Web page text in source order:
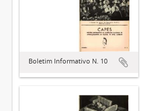
Boletim Informativo N. 10